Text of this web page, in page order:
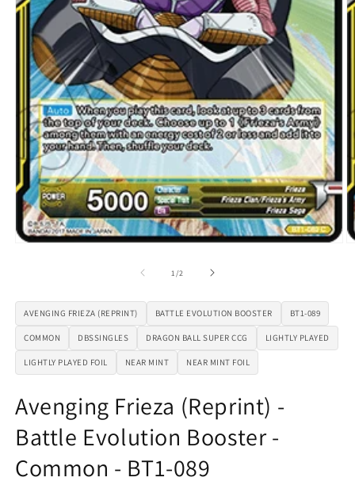
una
ventana
modal
1/de2
AVENGING FRIEZA (REPRINT) BATTLE EVOLUTION BOOSTER BT1-089
COMMON DBSSINGLES DRAGON BALL SUPER CCG LIGHTLY PLAYED
LIGHTLY PLAYED FOIL NEAR MINT NEAR MINT FOIL
Avenging Frieza (Reprint) -
Battle Evolution Booster -
Common - BT1-089